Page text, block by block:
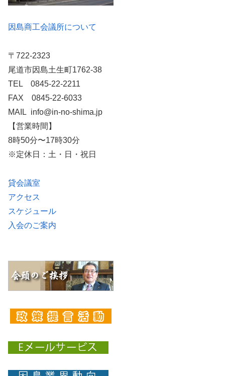
因島商工会議所について
〒722-2323
尾道市因島土生町1762-38
TEL 0845-22-2211
FAX 0845-22-6033
MAIL info@in-no-shima.jp
【営業時間】
8時50分〜17時30分
※定休日：土・日・祝日
貸会議室
アクセス
スケジュール
入会のご案内